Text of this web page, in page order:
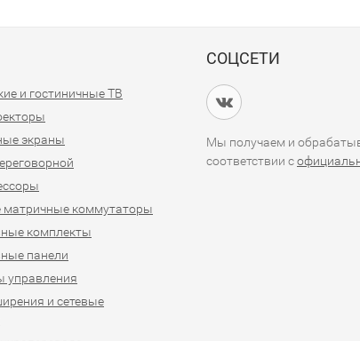
и гостиничные ТВ
экраны
коммутаторы
комплекты
панели
управления
и сетевые
СОЦСЕТИ
Мы получаем и
соответствии с